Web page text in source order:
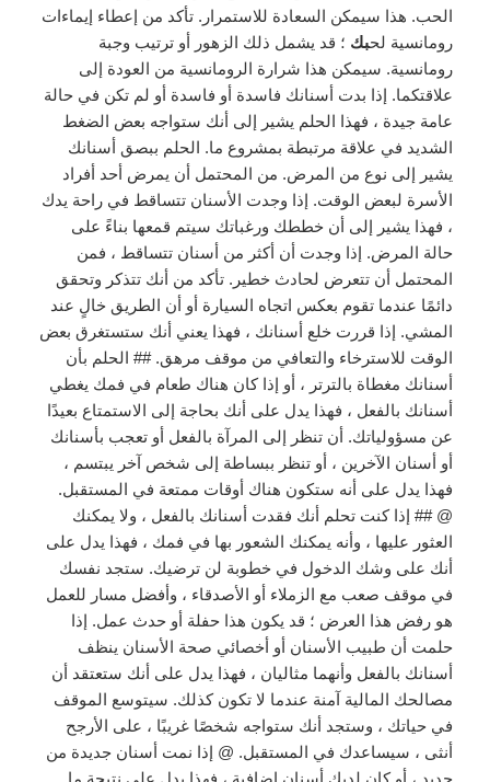
الحب. هذا سيمكن السعادة للاستمرار. تأكد من إعطاء إيماءات
رومانسية لحبك ؛ قد يشمل ذلك الزهور أو ترتيب وجبة
رومانسية. سيمكن هذا شرارة الرومانسية من العودة إلى
علاقتكما. إذا بدت أسنانك فاسدة أو فاسدة أو لم تكن في حالة
عامة جيدة ، فهذا الحلم يشير إلى أنك ستواجه بعض الضغط
الشديد في علاقة مرتبطة بمشروع ما. الحلم ببصق أسنانك
يشير إلى نوع من المرض. من المحتمل أن يمرض أحد أفراد
الأسرة لبعض الوقت. إذا وجدت الأسنان تتساقط في راحة يدك
، فهذا يشير إلى أن خططك ورغباتك سيتم قمعها بناءً على
حالة المرض. إذا وجدت أن أكثر من أسنان تتساقط ، فمن
المحتمل أن تتعرض لحادث خطير. تأكد من أنك تتذكر وتحقق
دائمًا عندما تقوم بعكس اتجاه السيارة أو أن الطريق خالٍ عند
المشي. إذا قررت خلع أسنانك ، فهذا يعني أنك ستستغرق بعض
الوقت للاسترخاء والتعافي من موقف مرهق. ## الحلم بأن
أسنانك مغطاة بالترتر ، أو إذا كان هناك طعام في فمك يغطي
أسنانك بالفعل ، فهذا يدل على أنك بحاجة إلى الاستمتاع بعيدًا
عن مسؤولياتك. أن تنظر إلى المرآة بالفعل أو تعجب بأسنانك
أو أسنان الآخرين ، أو تنظر ببساطة إلى شخص آخر يبتسم ،
فهذا يدل على أنه ستكون هناك أوقات ممتعة في المستقبل.
@ ## إذا كنت تحلم أنك فقدت أسنانك بالفعل ، ولا يمكنك
العثور عليها ، وأنه يمكنك الشعور بها في فمك ، فهذا يدل على
أنك على وشك الدخول في خطوبة لن ترضيك. ستجد نفسك
في موقف صعب مع الزملاء أو الأصدقاء ، وأفضل مسار للعمل
هو رفض هذا العرض ؛ قد يكون هذا حفلة أو حدث عمل. إذا
حلمت أن طبيب الأسنان أو أخصائي صحة الأسنان ينظف
أسنانك بالفعل وأنهما مثاليان ، فهذا يدل على أنك ستعتقد أن
مصالحك المالية آمنة عندما لا تكون كذلك. سيتوسع الموقف
في حياتك ، وستجد أنك ستواجه شخصًا غريبًا ، على الأرجح
أنثى ، سيساعدك في المستقبل. @ إذا نمت أسنان جديدة من
جديد ، أو كان لديك أسنان إضافية ، فهذا يدل على نتيجة ما